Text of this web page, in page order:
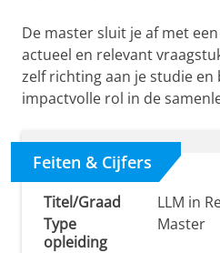
De master sluit je af met
actueel en relevant
zelf richting aan je studie
impactvolle rol in de
Feiten & Cijfers
Titel/Graad
LLM in
Type
opleiding
Master